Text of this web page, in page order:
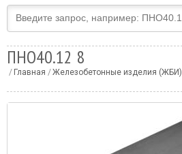
ПНО40.12 8
Главная Железобетонные изделия (ЖБИ)